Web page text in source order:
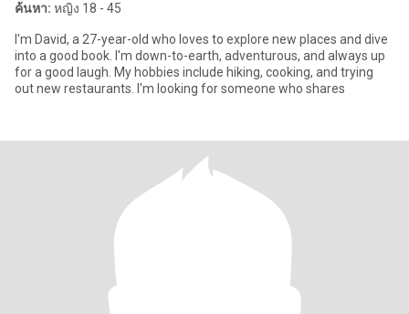
ค้นหา: หญิง 18 - 45
I'm David, a 27-year-old who loves to explore new places and dive
into a good book. I'm down-to-earth, adventurous, and always up
for a good laugh. My hobbies include hiking, cooking, and trying
out new restaurants. I'm looking for someone who shares